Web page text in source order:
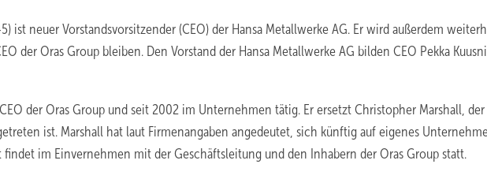
ist neuer Vorstandsvorsitzender (CEO) der Hansa Metallwerke AG. Er wird außerdem
der Oras Group bleiben. Den Vorstand der Hansa Metallwerke AG bilden CEO Pekka
der Oras Group und seit 2002 im Unternehmen tätig. Er ersetzt Christopher Marshall,
ist. Marshall hat laut Firmenangaben angedeutet, sich künftig auf eigenes
im Einvernehmen mit der Geschäftsleitung und den Inhabern der Oras Group statt.